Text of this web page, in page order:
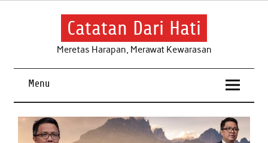
Skip
Catatan Dari Hati
Meretas Harapan, Merawat Kewarasan
Menu